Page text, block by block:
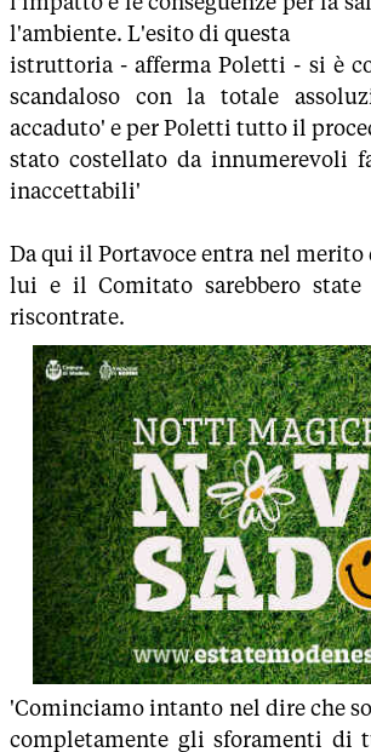
l'ambiente. L'esito di questa
istruttoria - afferma Poletti - si è
scandaloso con la totale
accaduto' e per Poletti tutto il
stato costellato da innumerevoli
inaccettabili'
Da qui il Portavoce entra nel merito
lui e il Comitato sarebbero
riscontrate.
'Cominciamo intanto nel dire che
completamente gli sforamenti di